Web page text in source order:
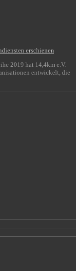
erschienen
2019 hat 14,4km e.V.
entwickelt, die